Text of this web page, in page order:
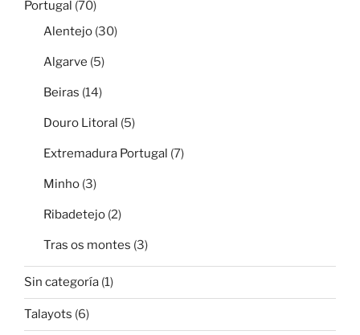
Portugal (70)
Alentejo (30)
Algarve (5)
Beiras (14)
Douro Litoral (5)
Extremadura Portugal (7)
Minho (3)
Ribadetejo (2)
Tras os montes (3)
Sin categoría (1)
Talayots (6)